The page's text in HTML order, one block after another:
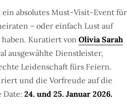
ein absolutes Must-Visit-Event für
– oder einfach Lust auf
Kuratiert von Olivia Sarah
ausgewählte Dienstleister,
Leidenschaft fürs Feiern.
und die Vorfreude auf die
Date: 24. und 25. Januar 2026.